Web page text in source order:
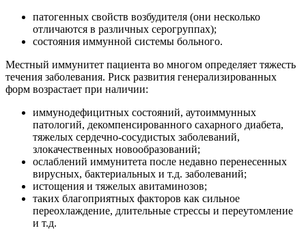
патогенных свойств возбудителя (они несколько
отличаются в различных серогруппах);
состояния иммунной системы больного.
Местный иммунитет пациента во многом определяет тяжесть
течения заболевания. Риск развития генерализированных
форм возрастает при наличии:
иммунодефицитных состояний, аутоиммунных
патологий, декомпенсированного сахарного диабета,
тяжелых сердечно-сосудистых заболеваний,
злокачественных новообразований;
ослаблений иммунитета после недавно перенесенных
вирусных, бактериальных и т.д. заболеваний;
истощения и тяжелых авитаминозов;
таких благоприятных факторов как сильное
переохлаждение, длительные стрессы и переутомление
и т.д.